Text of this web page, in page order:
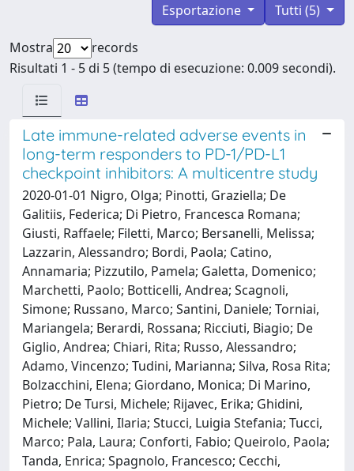
Tutti (5)
Esportazione
Mostra
records
Risultati 1 - 5 di 5 (tempo di esecuzione: 0.009 secondi).
Late immune-related adverse events in
long-term responders to PD-1/PD-L1
checkpoint inhibitors: A multicentre study
2020-01-01 Nigro, Olga; Pinotti, Graziella; De
Galitiis, Federica; Di Pietro, Francesca Romana;
Giusti, Raffaele; Filetti, Marco; Bersanelli, Melissa;
Lazzarin, Alessandro; Bordi, Paola; Catino,
Annamaria; Pizzutilo, Pamela; Galetta, Domenico;
Marchetti, Paolo; Botticelli, Andrea; Scagnoli,
Simone; Russano, Marco; Santini, Daniele; Torniai,
Mariangela; Berardi, Rossana; Ricciuti, Biagio; De
Giglio, Andrea; Chiari, Rita; Russo, Alessandro;
Adamo, Vincenzo; Tudini, Marianna; Silva, Rosa Rita;
Bolzacchini, Elena; Giordano, Monica; Di Marino,
Pietro; De Tursi, Michele; Rijavec, Erika; Ghidini,
Michele; Vallini, Ilaria; Stucci, Luigia Stefania; Tucci,
Marco; Pala, Laura; Conforti, Fabio; Queirolo, Paola;
Tanda, Enrica; Spagnolo, Francesco; Cecchi,